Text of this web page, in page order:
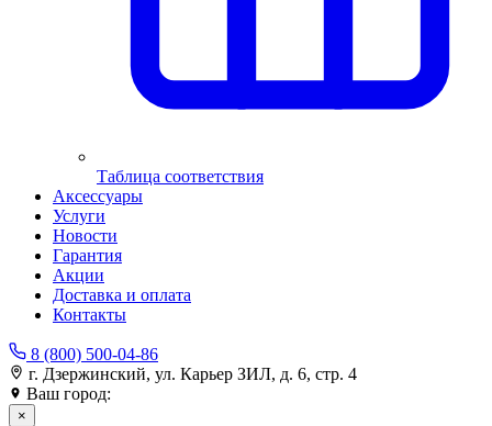
Таблица соответствия
Аксессуары
Услуги
Новости
Гарантия
Акции
Доставка и оплата
Контакты
8 (800) 500-04-86
г. Дзержинский, ул. Карьер ЗИЛ, д. 6, стр. 4
Ваш город:
×